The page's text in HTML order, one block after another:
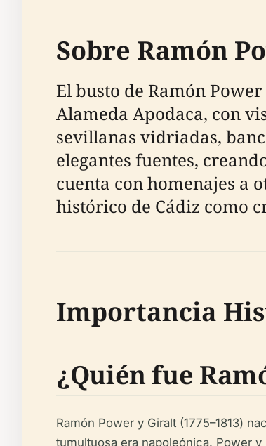
Sobre Ramón
El busto de Ramón
Alameda Apodaca, con
sevillanas vidriadas,
elegantes fuentes,
cuenta con homenajes a
histórico de Cádiz como
Importancia
¿Quién fue
Ramón Power y Giralt (1775–1813)
tumultuosa era napoleónica. Power